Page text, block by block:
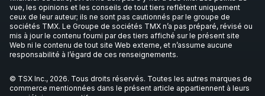
vue, les opinions et les conseils de tout tiers reflètent uniquement
ceux de leur auteur; ils ne sont pas cautionnés par le groupe de
sociétés TMX. Le Groupe de sociétés TMX n’a pas préparé, révisé ou
mis à jour le contenu fourni par des tiers affiché sur le présent site
Web ni le contenu de tout site Web externe, et n’assume aucune
responsabilité à l’égard de ces renseignements.
© TSX Inc., 2026. Tous droits réservés. Toutes les autres marques de
commerce mentionnées dans le présent article appartiennent à leurs